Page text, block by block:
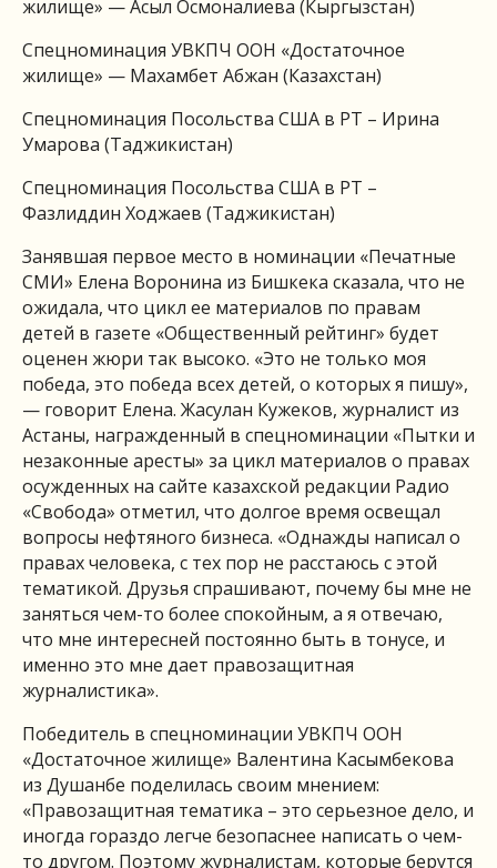
жилище» — Асыл Осмоналиева (Кыргызстан)
Спецноминация УВКПЧ ООН «Достаточное
жилище» — Махамбет Абжан (Казахстан)
Спецноминация Посольства США в РТ – Ирина
Умарова (Таджикистан)
Спецноминация Посольства США в РТ –
Фазлиддин Ходжаев (Таджикистан)
Занявшая первое место в номинации «Печатные
СМИ» Елена Воронина из Бишкека сказала, что не
ожидала, что цикл ее материалов по правам
детей в газете «Общественный рейтинг» будет
оценен жюри так высоко. «Это не только моя
победа, это победа всех детей, о которых я пишу»,
— говорит Елена. Жасулан Кужеков, журналист из
Астаны, награжденный в спецноминации «Пытки и
незаконные аресты» за цикл материалов о правах
осужденных на сайте казахской редакции Радио
«Свобода» отметил, что долгое время освещал
вопросы нефтяного бизнеса. «Однажды написал о
правах человека, с тех пор не расстаюсь с этой
тематикой. Друзья спрашивают, почему бы мне не
заняться чем-то более спокойным, а я отвечаю,
что мне интересней постоянно быть в тонусе, и
именно это мне дает правозащитная
журналистика».
Победитель в спецноминации УВКПЧ ООН
«Достаточное жилище» Валентина Касымбекова
из Душанбе поделилась своим мнением:
«Правозащитная тематика – это серьезное дело, и
иногда гораздо легче безопаснее написать о чем-
то другом. Поэтому журналистам, которые берутся